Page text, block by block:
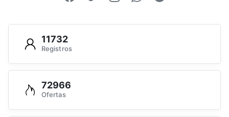
11732
Registros
72966
Ofertas